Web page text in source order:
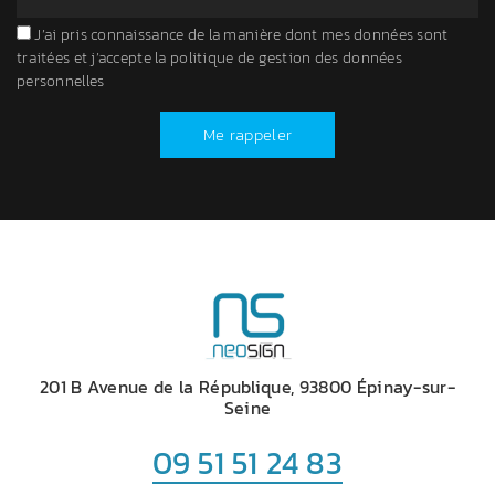
J’ai pris connaissance de la manière dont mes données sont
traitées et j’accepte la politique de gestion des données
personnelles
Me rappeler
201 B Avenue de la République, 93800 Épinay-sur-
Seine
09 51 51 24 83